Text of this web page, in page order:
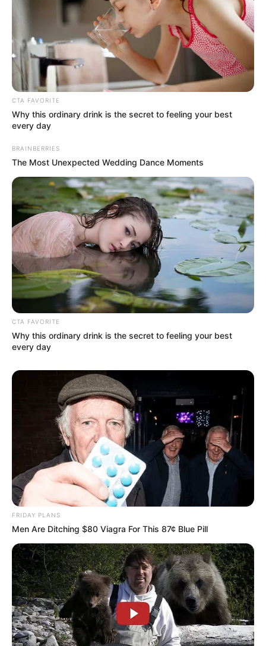
CTA FAVORITE
Why this ordinary drink is the secret to feeling your best
every day
BRAINBERRIES
The Most Unexpected Wedding Dance Moments
CTA FAVORITE
Why this ordinary drink is the secret to feeling your best
every day
FRIDAY PLANS
Men Are Ditching $80 Viagra For This 87¢ Blue Pill